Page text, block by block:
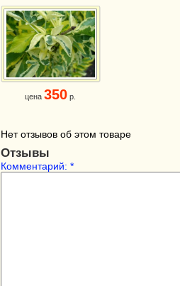
цена 350 р.
Нет отзывов об этом товаре
Отзывы
Комментарий: *